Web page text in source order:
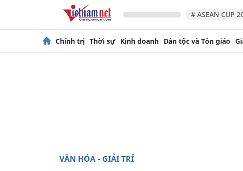
# ASEAN CUP
Chính trị Thời sự Kinh doanh Dân tộc và Tôn giáo
VĂN HÓA - GIẢI TRÍ